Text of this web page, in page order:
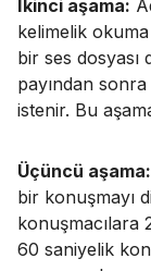
İkinci aşama:
kelimelik okuma
bir ses dosyası
payından
istenir. Bu
Üçüncü aşama:
bir konuşmayı
konuşmacılara
60 saniyelik